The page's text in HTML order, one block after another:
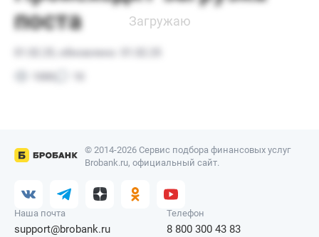
© 2014-2026 Сервис подбора финансовых услуг
Brobank.ru, официальный сайт.
Наша почта
support@brobank.ru
Телефон
8 800 300 43 83